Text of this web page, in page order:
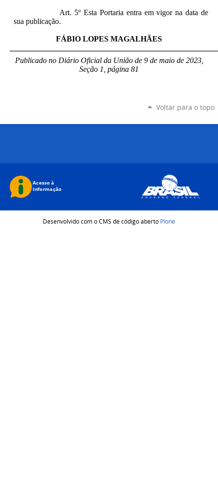
Art. 5º Esta Portaria entra em vigor na data de
sua publicação.
FÁBIO LOPES MAGALHÃES
Publicado no Diário Oficial da União de 9 de maio de 2023,
Seção 1, página 81
Voltar para o topo
Desenvolvido com o CMS de código aberto Plone